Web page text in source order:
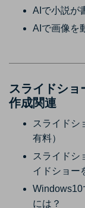
AIで小説が
AIで画像を
スライドショ
作成関連
スライドシ
有料）
スライドシ
イドショー
Windows10
には？